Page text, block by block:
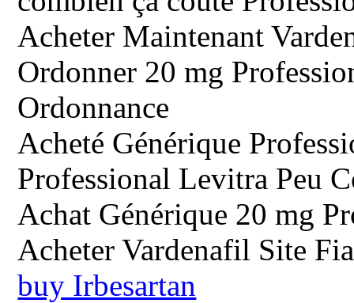
Acheter Maintenant
Ordonner 20 mg
Ordonnance
Acheté Générique
Professional Levitra Peu
Achat Générique 20 mg
Acheter Vardenafil Site
buy Irbesartan